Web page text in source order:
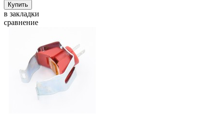
в закладки
сравнение